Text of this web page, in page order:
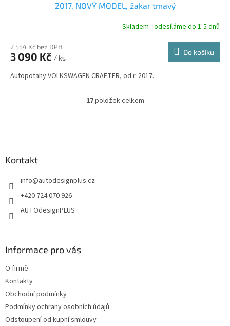
R
2017, NOVÝ MODEL, žakar tmavý
Skladem - odesíláme do 1-5 dnů
2 554 Kč bez DPH
3 090 Kč / ks
Do košíku
Autopotahy VOLKSWAGEN CRAFTER, od r. 2017.
O
l
17položek celkem
Kontakt
info@autodesignplus.cz
+420 724 070 926
AUTOdesignPLUS
Informace pro vás
O firmě
Kontakty
Obchodní podmínky
Podmínky ochrany osobních údajů
Odstoupení od kupní smlouvy